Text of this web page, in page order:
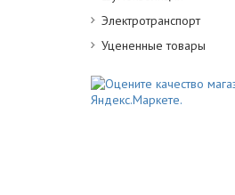
Электротранспорт
Уцененные товары